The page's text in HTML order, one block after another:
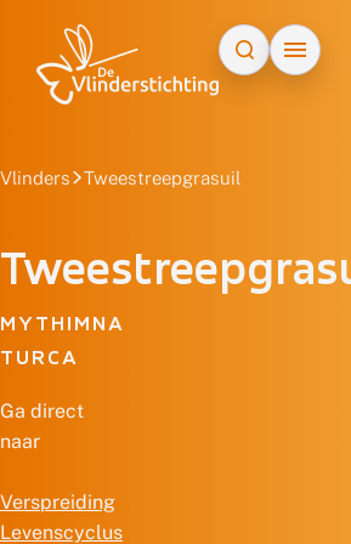
Vlinders Tweestreepgrasuil
MYTHIMNA
TURCA
Ga direct
naar
Verspreiding
Levenscyclus